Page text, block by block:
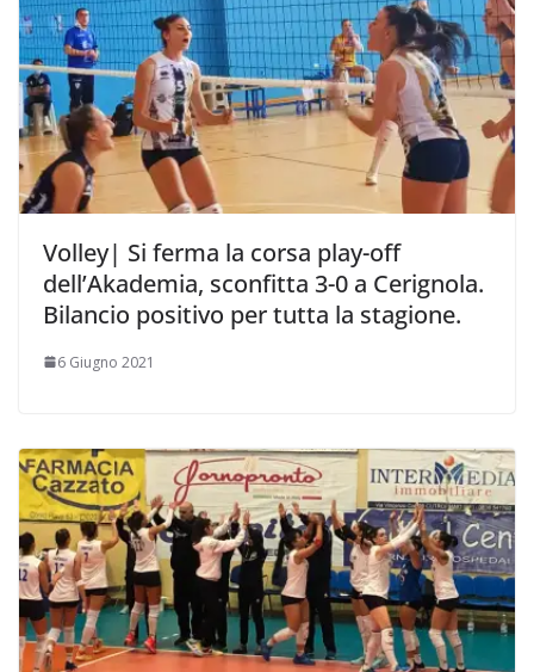
Volley| Si ferma la corsa play-off
dell’Akademia, sconfitta 3-0 a Cerignola.
Bilancio positivo per tutta la stagione.
6 Giugno 2021